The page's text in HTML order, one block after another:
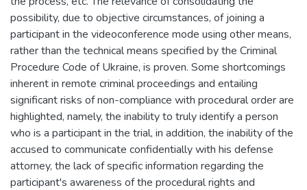
possibility, due to objective circumstances, of joining a
participant in the videoconference mode using other means,
rather than the technical means specified by the Criminal
Procedure Code of Ukraine, is proven. Some shortcomings
inherent in remote criminal proceedings and entailing
significant risks of non-compliance with procedural order are
highlighted, namely, the inability to truly identify a person
who is a participant in the trial, in addition, the inability of the
accused to communicate confidentially with his defense
attorney, the lack of specific information regarding the
participant's awareness of the procedural rights and